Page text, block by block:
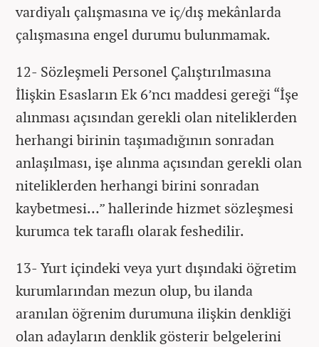
vardiyalı çalışmasına ve iç/dış mekânlarda
çalışmasına engel durumu bulunmamak.
12- Sözleşmeli Personel Çalıştırılmasına
İlişkin Esasların Ek 6’ncı maddesi gereği “İşe
alınması açısından gerekli olan niteliklerden
herhangi birinin taşımadığının sonradan
anlaşılması, işe alınma açısından gerekli olan
niteliklerden herhangi birini sonradan
kaybetmesi…” hallerinde hizmet sözleşmesi
kurumca tek taraflı olarak feshedilir.
13- Yurt içindeki veya yurt dışındaki öğretim
kurumlarından mezun olup, bu ilanda
aranılan öğrenim durumuna ilişkin denkliği
olan adayların denklik gösterir belgelerini